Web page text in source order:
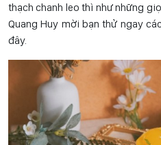
thạch chanh leo thì như những
Quang Huy mời bạn thử ngay
đây.